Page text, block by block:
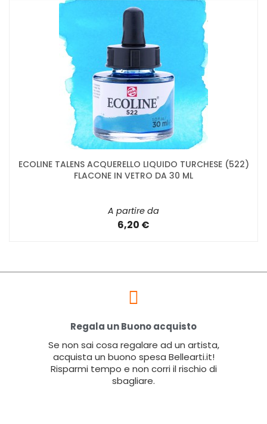
ECOLINE TALENS ACQUERELLO LIQUIDO TURCHESE (522)
FLACONE IN VETRO DA 30 ML
A partire da
6,20 €
Regala un Buono acquisto
Se non sai cosa regalare ad un artista,
acquista un buono spesa Bellearti.it!
Risparmi tempo e non corri il rischio di
sbagliare.